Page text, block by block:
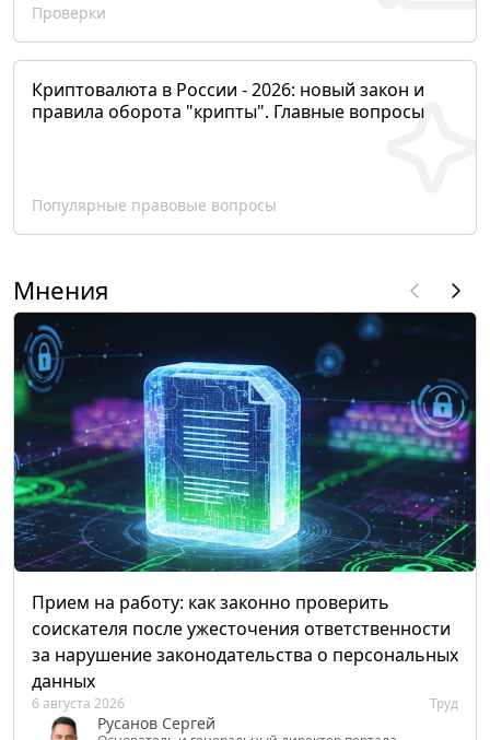
Проверки
Криптовалюта в России - 2026: новый закон и
правила оборота "крипты". Главные вопросы
Популярные правовые вопросы
Мнения
Прием на работу: как законно проверить
соискателя после ужесточения ответственности
за нарушение законодательства о персональных
данных
6 августа 2026 Труд
Русанов Сергей